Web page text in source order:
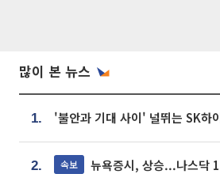
많이 본 뉴스
1.
2. 속보 뉴욕증시, 상승...나스닥